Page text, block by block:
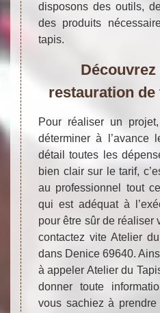
disposons des outils,
des produits
tapis.
restauration de
Pour réaliser un
déterminer à l’avance
détail toutes les
bien clair sur le tarif,
au professionnel tout
qui est adéquat à
pour être sûr de réaliser
contactez vite Atelier
dans Denice 69640.
à appeler Atelier du
donner toute
vous sachiez à